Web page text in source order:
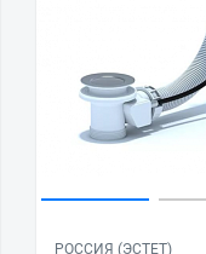
РОССИЯ (ЭСТЕТ)